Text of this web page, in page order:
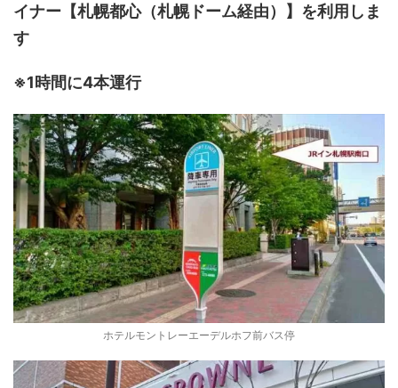
イナー【札幌都心（札幌ドーム経由）】を利用しま
す
※1時間に4本運行
ホテルモントレーエーデルホフ前バス停